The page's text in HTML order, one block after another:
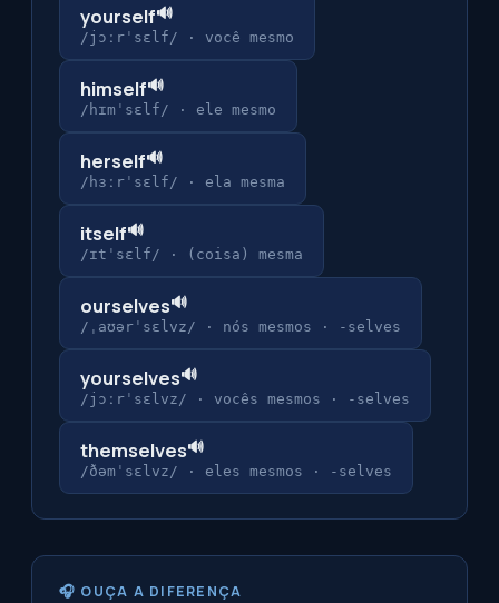
yourself🔊
/jɔːrˈsɛlf/ · você mesmo
himself🔊
/hɪmˈsɛlf/ · ele mesmo
herself🔊
/hɜːrˈsɛlf/ · ela mesma
itself🔊
/ɪtˈsɛlf/ · (coisa) mesma
ourselves🔊
/ˌaʊərˈsɛlvz/ · nós mesmos · -selves
yourselves🔊
/jɔːrˈsɛlvz/ · vocês mesmos · -selves
themselves🔊
/ðəmˈsɛlvz/ · eles mesmos · -selves
🎧 OUÇA A DIFERENÇA